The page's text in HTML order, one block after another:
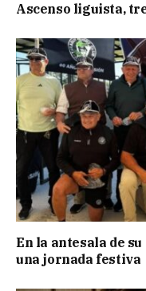
Ascenso liguista,
En la antesala de
una jornada festiva